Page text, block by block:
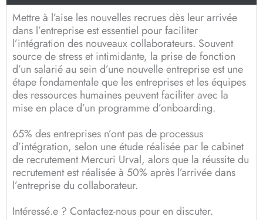
Mettre à l’aise les nouvelles recrues dès leur arrivée
dans l’entreprise est essentiel pour faciliter
l’intégration des nouveaux collaborateurs. Souvent
source de stress et intimidante, la prise de fonction
d’un salarié au sein d’une nouvelle entreprise est une
étape fondamentale que les entreprises et les équipes
des ressources humaines peuvent faciliter avec la
mise en place d’un programme d’onboarding.
65% des entreprises n’ont pas de processus
d’intégration, selon une étude réalisée par le cabinet
de recrutement Mercuri Urval, alors que la réussite du
recrutement est réalisée à 50% après l’arrivée dans
l’entreprise du collaborateur.
Intéressé.e ? Contactez-nous pour en discuter.